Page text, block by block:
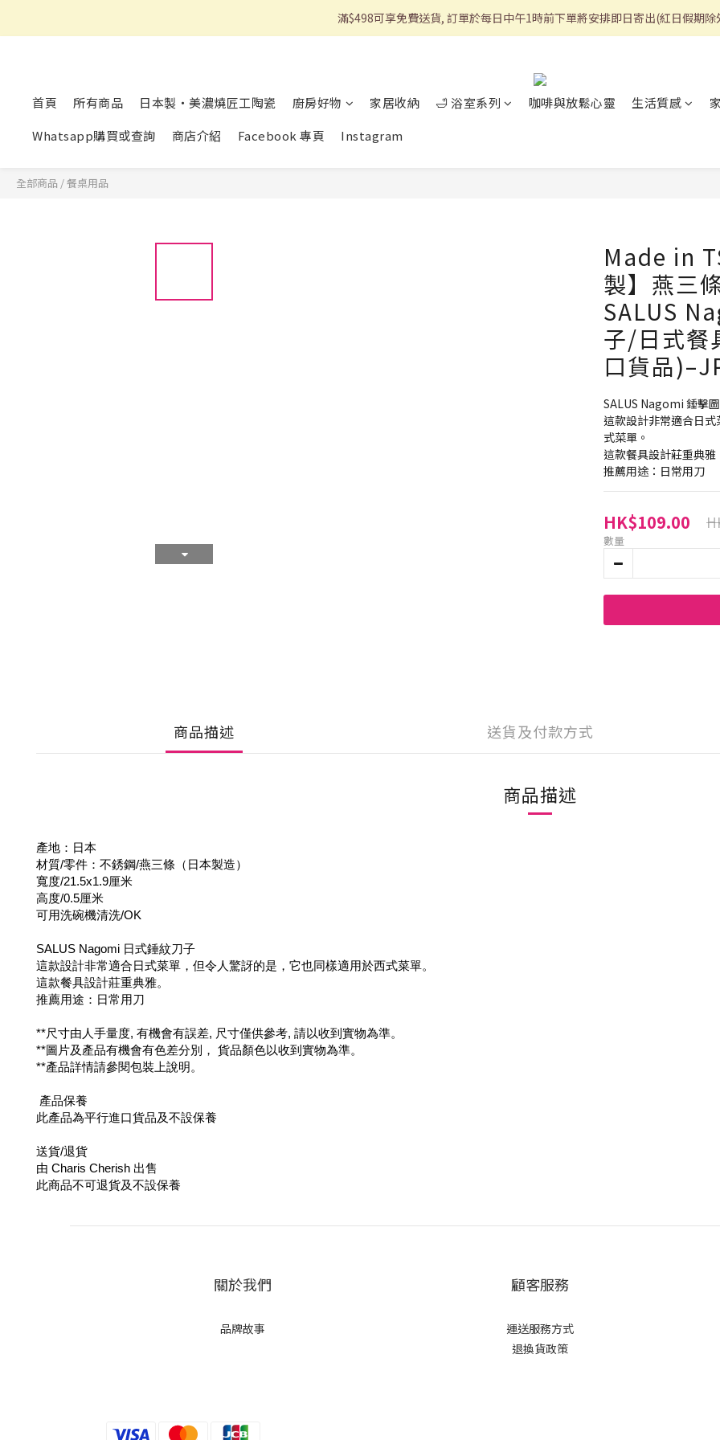
滿$498可享免費送貨, 訂單於每日中午1時前下單將安排即日寄出(紅日假期除
首頁 所有商品 日本製・美濃燒匠工陶瓷 廚房好物 家居收納 🛁 浴室系列 咖啡與放鬆心靈 生活質感
Whatsapp購買或查詢
商店介紹 Facebook 專頁 Instagram
全部商品 /餐桌用品
Made in
製】燕三
SALUS
子/日式餐
口貨品
SALUS Nagomi 錘擊
這款設計非常適合日
式菜單。
這款餐具設計莊重典雅
推薦用途：日常用刀
HK$109.00
數量
商品描述 送貨及付款方式
商品描述
產地：日本
材質/零件：不銹鋼/燕三條（日本製造）
寬度/21.5x1.9厘米
高度/0.5厘米
可用洗碗機清洗/OK
SALUS Nagomi 日式錘紋刀子
這款設計非常適合日式菜單，但令人驚訝的是，它也同樣適用於西式菜單。
這款餐具設計莊重典雅。
推薦用途：日常用刀
**尺寸由人手量度, 有機會有誤差, 尺寸僅供參考, 請以收到實物為準。
**圖片及產品有機會有色差分別， 貨品顏色以收到實物為準。
**產品詳情請參閱包裝上說明。
產品保養
此產品為平行進口貨品及不設保養
送貨/退貨
由 Charis Cherish 出售
此商品不可退貨及不設保養
關於我們
品牌故事
顧客服務
運送服務方式
退換貨政策